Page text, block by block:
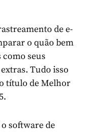
de e-
o quão bem
seus
Tudo isso
título de Melhor
software de